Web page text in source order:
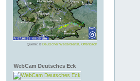
Quelle: © Deutscher Wetterdienst, Offenbach
WebCam Deutsches Eck